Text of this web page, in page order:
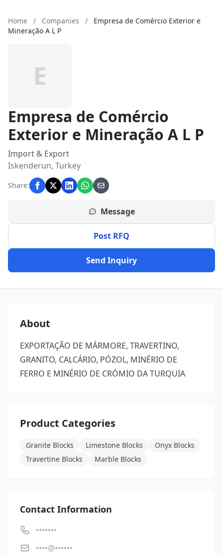
Home / Companies /
Empresa de Comércio Exterior e
Mineração A L P
E
Empresa de Comércio
Exterior e Mineração A L P
Import & Export
Iskenderun, Turkey
Share:
Message
Post RFQ
Send Inquiry
About
EXPORTAÇÃO DE MÁRMORE, TRAVERTINO,
GRANITO, CALCÁRIO, PÓZOL, MINÉRIO DE
FERRO E MINÉRIO DE CRÓMIO DA TURQUIA
Product Categories
Granite Blocks Limestone Blocks
Onyx Blocks
Travertine Blocks
Marble Blocks
Contact Information
•••••••
••••@••••••